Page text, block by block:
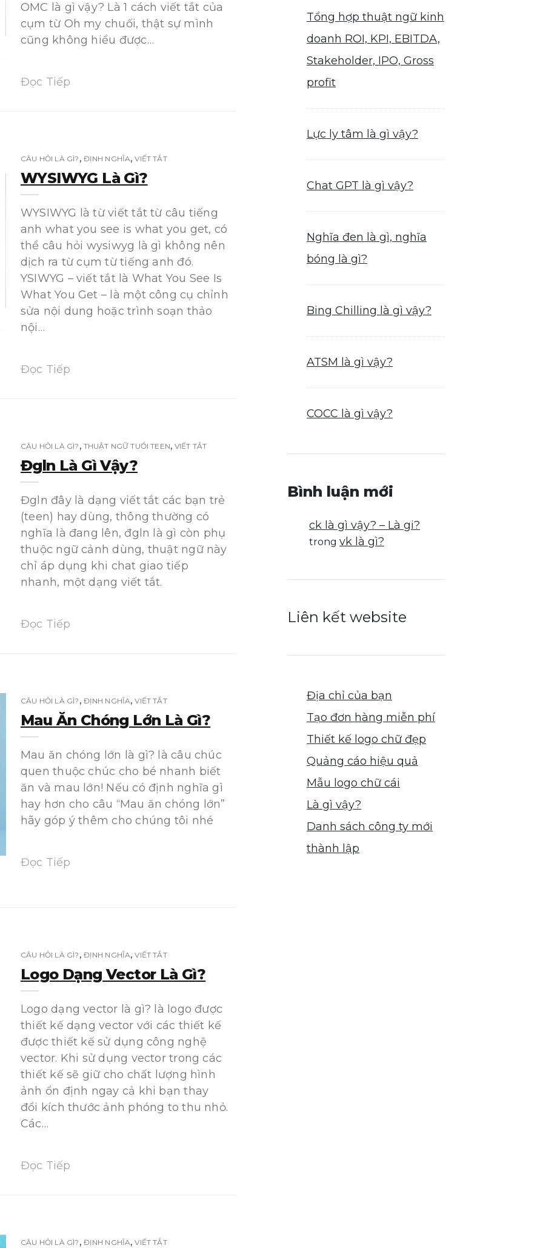
OMC là gì vậy? Là 1 cách viết tắt của
cụm từ Oh my chuối, thật sự mình
cũng không hiểu được…
Đọc Tiếp
CÂU HỎI LÀ GÌ? , ĐỊNH NGHĨA,VIẾT TẮT
WYSIWYG Là Gì?
WYSIWYG là từ viết tắt từ câu tiếng
anh what you see is what you get, có
thể câu hỏi wysiwyg là gì không nên
dịch ra từ cụm từ tiếng anh đó.
YSIWYG – viết tắt là What You See Is
What You Get – là một công cụ chỉnh
sửa nội dung hoặc trình soạn thảo
nội…
Đọc Tiếp
CÂU HỎI LÀ GÌ? , THUẬT NGỮ TUỔI TEEN, VIẾT TẮT
Đgln Là Gì Vậy?
Đgln đây là dạng viết tắt các bạn trẻ
(teen) hay dùng, thông thường có
nghĩa là đang lên, đgln là gì còn phụ
thuộc ngữ cảnh dùng, thuật ngữ này
chỉ áp dụng khi chat giao tiếp
nhanh, một dạng viết tắt.
Đọc Tiếp
CÂU HỎI LÀ GÌ? , ĐỊNH NGHĨA,VIẾT TẮT
Mau Ăn Chóng Lớn Là Gì?
Mau ăn chóng lớn là gì? là câu chúc
quen thuộc chúc cho bé nhanh biết
ăn và mau lớn! Nếu có định nghĩa gì
hay hơn cho câu “Mau ăn chóng lớn”
hãy góp ý thêm cho chúng tôi nhé
Đọc Tiếp
CÂU HỎI LÀ GÌ? , ĐỊNH NGHĨA,VIẾT TẮT
Logo Dạng Vector Là Gì?
Logo dạng vector là gì? là logo được
thiết kế dạng vector với các thiết kế
được thiết kế sử dụng công nghệ
vector. Khi sử dụng vector trong các
thiết kế sẽ giữ cho chất lượng hình
ảnh ổn định ngay cả khi bạn thay
đổi kích thước ảnh phóng to thu nhỏ.
Các…
Đọc Tiếp
CÂU HỎI LÀ GÌ? , ĐỊNH NGHĨA,VIẾT TẮT
Tổng hợp thuật ngữ kinh
doanh ROI, KPI, EBITDA,
Stakeholder, IPO, Gross
profit
Lực ly tâm là gì vậy?
Chat GPT là gì vậy?
Nghĩa đen là gì, nghĩa
bóng là gì?
Bing Chilling là gì vậy?
ATSM là gì vậy?
COCC là gì vậy?
Bình luận mới
ck là gì vậy? – Là gi?
trong vk là gì?
Liên kết website
Địa chỉ của bạn
Tạo đơn hàng miễn phí
Thiết kế logo chữ đẹp
Quảng cáo hiệu quả
Mẫu logo chữ cái
Là gì vậy?
Danh sách công ty mới
thành lập